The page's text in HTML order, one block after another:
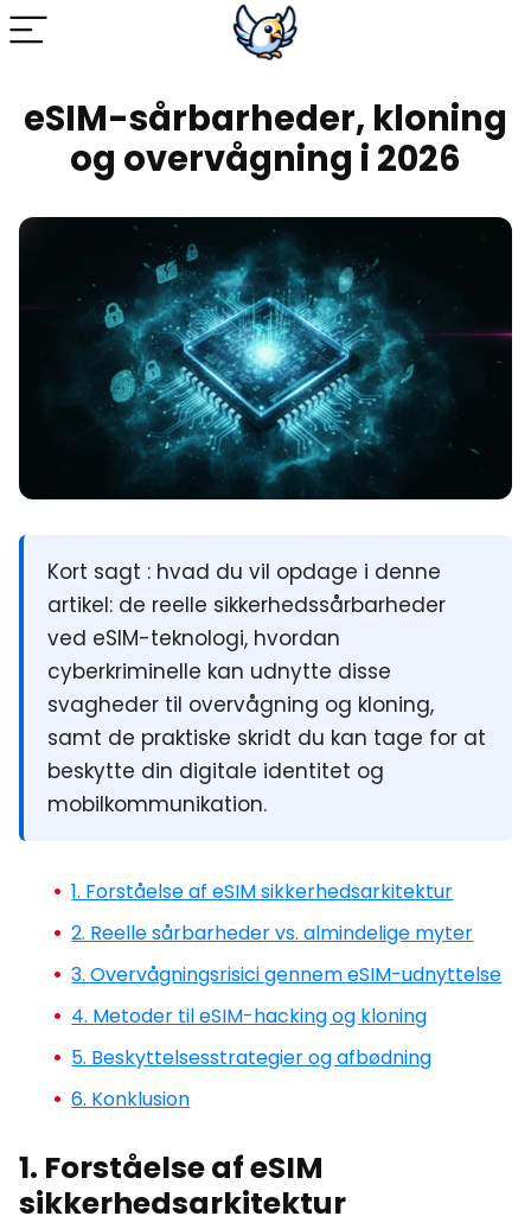
eSIM-sårbarheder, kloning
og overvågning i 2026
Kort sagt : hvad du vil opdage i denne
artikel: de reelle sikkerhedssårbarheder
ved eSIM-teknologi, hvordan
cyberkriminelle kan udnytte disse
svagheder til overvågning og kloning,
samt de praktiske skridt du kan tage for at
beskytte din digitale identitet og
mobilkommunikation.
1. Forståelse af eSIM sikkerhedsarkitektur
2. Reelle sårbarheder vs. almindelige myter
3. Overvågningsrisici gennem eSIM-udnyttelse
4. Metoder til eSIM-hacking og kloning
5. Beskyttelsesstrategier og afbødning
6. Konklusion
1. Forståelse af eSIM
sikkerhedsarkitektur